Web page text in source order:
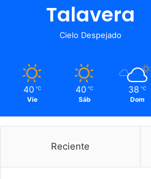
Talavera
Cielo Despejado
40 ℃
Vie
40 ℃
Sáb
38 ℃
Dom
Reciente